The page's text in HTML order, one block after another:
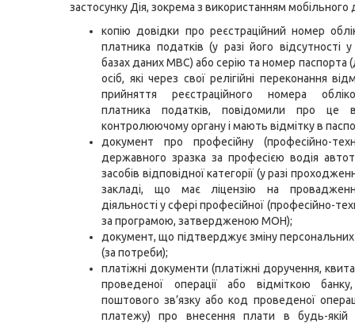
застосунку Дія, зокрема з використанням мобільного
копію довідки про реєстраційний номер
платника податків (у разі його відсутності у
базах даних МВС) або серію та номер паспорта
осіб, які через свої релігійні переконання
прийняття реєстраційного номера
платника податків, повідомили про це
контролюючому органу і мають відмітку в
документ про професійну (професійно-
державного зразка за професією водія
засобів відповідної категорії (у разі
закладі, що має ліцензію на
діяльності у сфері професійної (професійно-
за програмою, затвердженою МОН);
документ, що підтверджує зміну
(за потреби);
платіжні документи (платіжні доручення,
проведеної операції або відміткою
поштового зв’язку або код проведеної
платежу) про внесення плати в будь-якій